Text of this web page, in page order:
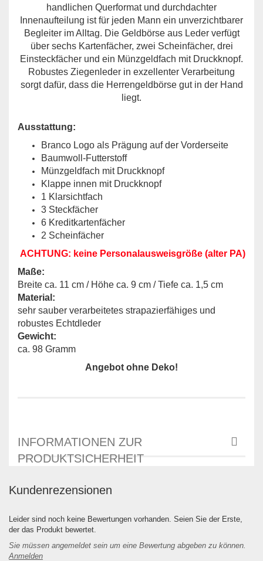
handlichen Querformat und durchdachter
Innenaufteilung ist für jeden Mann ein unverzichtbarer
Begleiter im Alltag. Die Geldbörse aus Leder verfügt
über sechs Kartenfächer, zwei Scheinfächer, drei
Einsteckfächer und ein Münzgeldfach mit Druckknopf.
Robustes Ziegenleder in exzellenter Verarbeitung
sorgt dafür, dass die Herrengeldbörse gut in der Hand
liegt.
Ausstattung:
Branco Logo als Prägung auf der Vorderseite
Baumwoll-Futterstoff
Münzgeldfach mit Druckknopf
Klappe innen mit Druckknopf
1 Klarsichtfach
3 Steckfächer
6 Kreditkartenfächer
2 Scheinfächer
ACHTUNG: keine Personalausweisgröße (alter PA)
Maße:
Breite ca. 11 cm / Höhe ca. 9 cm / Tiefe ca. 1,5 cm
Material:
sehr sauber verarbeitetes strapazierfähiges und
robustes Echtdleder
Gewicht:
ca. 98 Gramm
Angebot ohne Deko!
INFORMATIONEN ZUR
PRODUKTSICHERHEIT
Kundenrezensionen
Leider sind noch keine Bewertungen vorhanden. Seien Sie der Erste,
der das Produkt bewertet.
Sie müssen angemeldet sein um eine Bewertung abgeben zu können.
Anmelden